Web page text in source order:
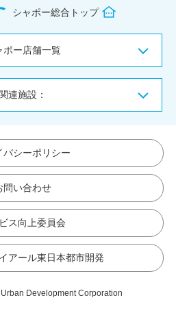
シャポー総合トップ
ポー店舗一覧
関連施設：
バシーポリシー
問い合わせ
ス向上委員会
アール東日本都市開発
Development Corporation